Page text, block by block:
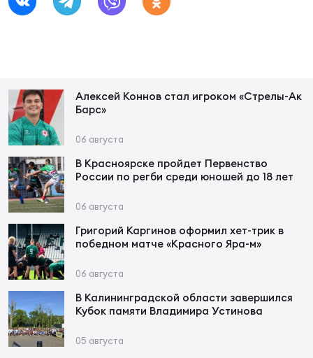
Алексей Коннов стал игроком «Стрелы-Ак
Барс»
06 августа
В Красноярске пройдет Первенство
России по регби среди юношей до 18 лет
06 августа
Григорий Каргинов оформил хет-трик в
победном матче «Красного Яра-м»
06 августа
В Калининградской области завершился
Кубок памяти Владимира Устинова
05 августа